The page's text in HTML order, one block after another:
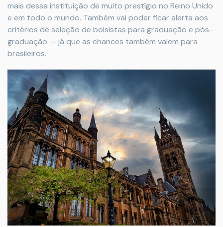
mais dessa instituição de muito prestígio no Reino Unido
e em todo o mundo. Também vai poder ficar alerta aos
critérios de seleção de bolsistas para graduação e pós-
graduação — já que as chances também valem para
brasileiros.